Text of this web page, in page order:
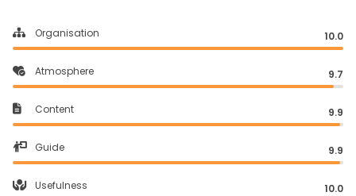
Organisation 10.0
Atmosphere 9.7
Content 9.9
Guide 9.9
Usefulness 10.0